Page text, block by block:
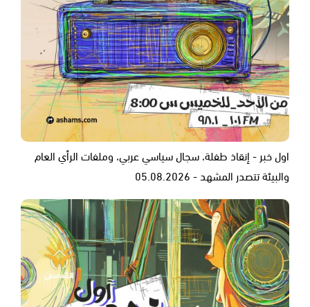
اول خبر - إنقاذ طفلة، سجال سياسي عربي، وملفات الرأي العام
والبيئة تتصدر المشهد - 05.08.2026